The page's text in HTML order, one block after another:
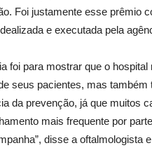
Foi justamente esse prêmio
e executada pela
foi para mostrar que o
seus pacientes, mas
da prevenção, já que muitos
mais frequente por
disse a oftalmologista